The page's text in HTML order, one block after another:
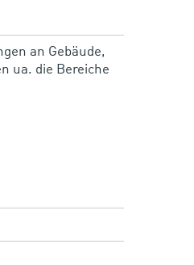
an Gebäude,
ua. die Bereiche